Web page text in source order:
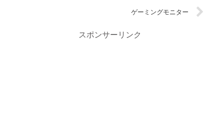
ゲーミングモニター
スポンサーリンク